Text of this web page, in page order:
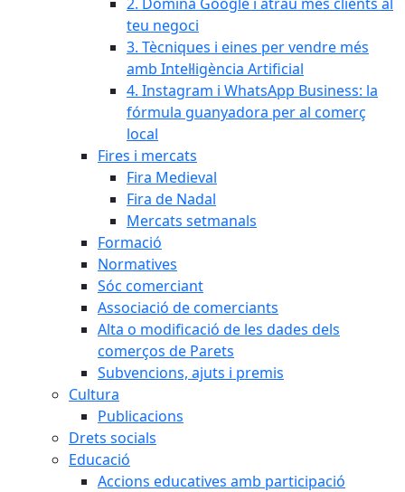
teu negoci
3. Tècniques i eines per vendre més
amb Intel·ligència Artificial
4. Instagram i WhatsApp Business: la
fórmula guanyadora per al comerç
local
Fires i mercats
Fira Medieval
Fira de Nadal
Mercats setmanals
Formació
Normatives
Sóc comerciant
Associació de comerciants
Alta o modificació de les dades dels
comerços de Parets
Subvencions, ajuts i premis
Cultura
Publicacions
Drets socials
Educació
Accions educatives amb participació